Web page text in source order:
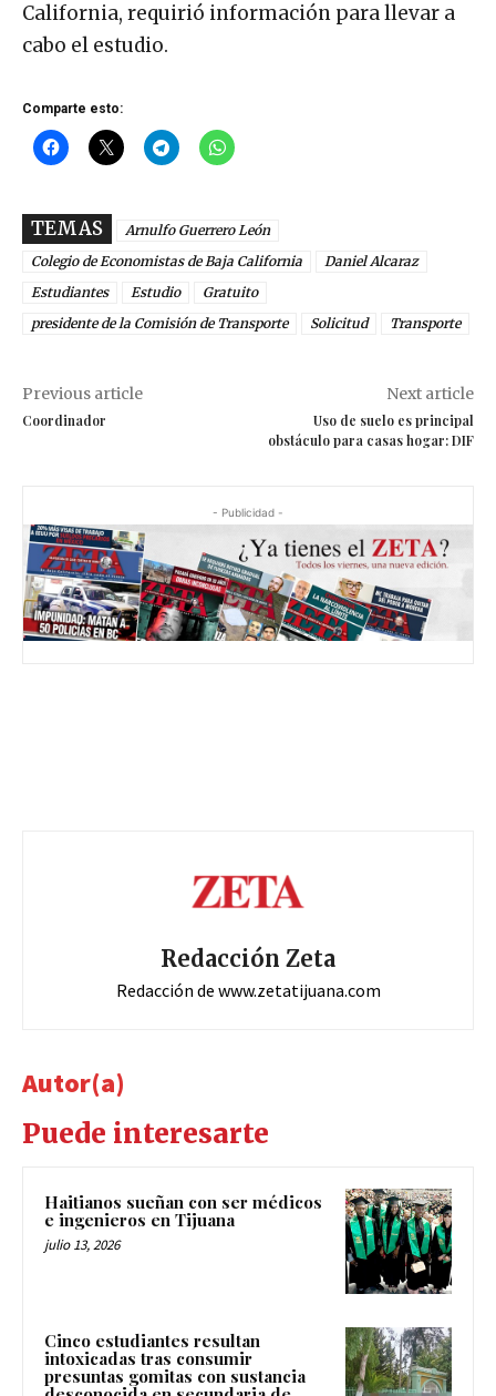
California, requirió información para llevar a
cabo el estudio.
Comparte esto:
TEMAS
Arnulfo Guerrero León
Colegio de Economistas de Baja California
Daniel Alcaraz
Estudiantes
Estudio
Gratuito
presidente de la Comisión de Transporte
Solicitud Transporte
Previous article
Coordinador
Next article
Uso de suelo es principal
obstáculo para casas hogar: DIF
- Publicidad -
Redacción Zeta
Redacción de www.zetatijuana.com
Autor(a)
Puede interesarte
Haitianos sueñan con ser médicos
e ingenieros en Tijuana
julio 13, 2026
Cinco estudiantes resultan
intoxicadas tras consumir
presuntas gomitas con sustancia